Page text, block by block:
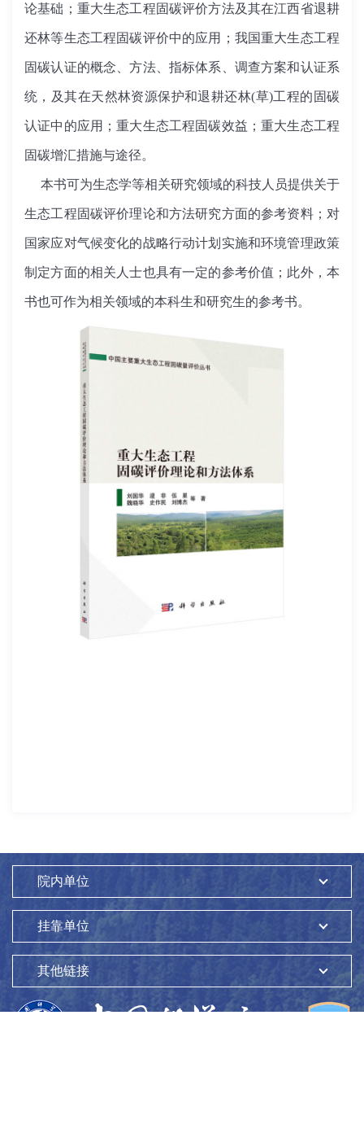
论基础；重大生态工程固碳评价方法及其在江西省退耕
还林等生态工程固碳评价中的应用；我国重大生态工程
固碳认证的概念、方法、指标体系、调查方案和认证系
统，及其在天然林资源保护和退耕还林(草)工程的固碳
认证中的应用；重大生态工程固碳效益；重大生态工程
固碳增汇措施与途径。
本书可为生态学等相关研究领域的科技人员提供关于
生态工程固碳评价理论和方法研究方面的参考资料；对
国家应对气候变化的战略行动计划实施和环境管理政策
制定方面的相关人士也具有一定的参考价值；此外，本
书也可作为相关领域的本科生和研究生的参考书。
院内单位
挂靠单位
其他链接